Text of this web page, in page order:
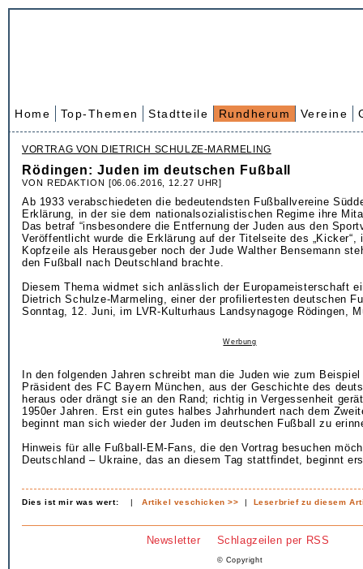
Home Top-Themen Stadtteile Rundherum Vereine
VORTRAG VON DIETRICH SCHULZE-MARMELING
Rödingen: Juden im deutschen Fußball
VON REDAKTION [06.06.2016, 12.27 UHR]
Ab 1933 verabschiedeten die bedeutendsten Fußballvereine
Erklärung, in der sie dem nationalsozialistischen Regime ihre
Das betraf “insbesondere die Entfernung der Juden aus den
Veröffentlicht wurde die Erklärung auf der Titelseite des „Kicker“,
Kopfzeile als Herausgeber noch der Jude Walther Bensemann
den Fußball nach Deutschland brachte.
Diesem Thema widmet sich anlässlich der Europameisterschaft
Dietrich Schulze-Marmeling, einer der profiliertesten deutschen
Sonntag, 12. Juni, im LVR-Kulturhaus Landsynagoge Rödingen,
Werbung
In den folgenden Jahren schreibt man die Juden wie zum
Präsident des FC Bayern München, aus der Geschichte des
heraus oder drängt sie an den Rand; richtig in Vergessenheit
1950er Jahren. Erst ein gutes halbes Jahrhundert nach dem
beginnt man sich wieder der Juden im deutschen Fußball zu
Hinweis für alle Fußball-EM-Fans, die den Vortrag besuchen
Deutschland – Ukraine, das an diesem Tag stattfindet, beginnt
Dies ist mir was wert: |Artikel veschicken >> | Leserbrief zu diesem
Newsletter Schlagzeilen per RSS
© Copyright